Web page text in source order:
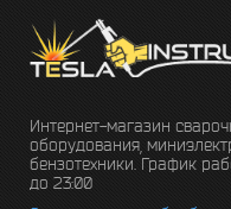
Интернет-магазин
оборудования,
бензотехники. График
до 23:00